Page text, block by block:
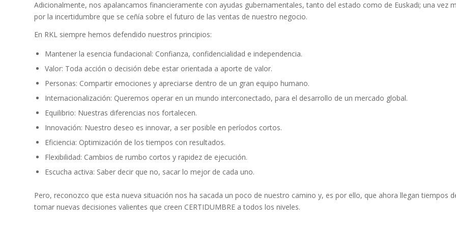
Adicionalmente, nos apalancamos financieramente con ayudas gubernamentales, tanto del estado como de Euskadi; una vez
por la incertidumbre que se ceñía sobre el futuro de las ventas de nuestro negocio.
En RKL siempre hemos defendido nuestros principios:
Mantener la esencia fundacional: Confianza, confidencialidad e independencia.
Valor: Toda acción o decisión debe estar orientada a aporte de valor.
Personas: Compartir emociones y apreciarse dentro de un gran equipo humano.
Internacionalización: Queremos operar en un mundo interconectado, para el desarrollo de un mercado global.
Equilibrio: Nuestras diferencias nos fortalecen.
Innovación: Nuestro deseo es innovar, a ser posible en períodos cortos.
Eficiencia: Optimización de los tiempos con resultados.
Flexibilidad: Cambios de rumbo cortos y rapidez de ejecución.
Escucha activa: Saber decir que no, sacar lo mejor de cada uno.
Pero, reconozco que esta nueva situación nos ha sacada un poco de nuestro camino y, es por ello, que ahora llegan tiempos
tomar nuevas decisiones valientes que creen CERTIDUMBRE a todos los niveles.